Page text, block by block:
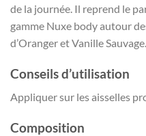
de la journée. Il reprend le
gamme Nuxe body autour
d’Oranger et Vanille Sauvage.
Conseils d’utilisation
Appliquer sur les aisselles
Composition